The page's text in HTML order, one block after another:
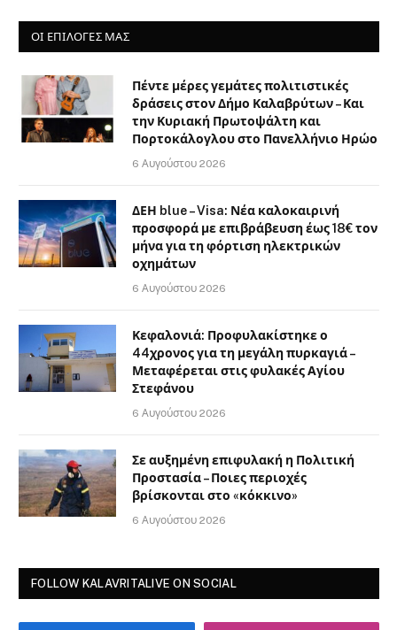
ΟΙ ΕΠΙΛΟΓΈΣ ΜΑΣ
Πέντε μέρες γεμάτες πολιτιστικές
δράσεις στον Δήμο Καλαβρύτων – Και
την Κυριακή Πρωτοψάλτη και
Πορτοκάλογλου στο Πανελλήνιο Ηρώο
6 Αυγούστου 2026
ΔΕΗ blue – Visa: Νέα καλοκαιρινή
προσφορά με επιβράβευση έως 18€ τον
μήνα για τη φόρτιση ηλεκτρικών
οχημάτων
6 Αυγούστου 2026
Κεφαλονιά: Προφυλακίστηκε ο
44χρονος για τη μεγάλη πυρκαγιά –
Μεταφέρεται στις φυλακές Αγίου
Στεφάνου
6 Αυγούστου 2026
Σε αυξημένη επιφυλακή η Πολιτική
Προστασία – Ποιες περιοχές
βρίσκονται στο «κόκκινο»
6 Αυγούστου 2026
FOLLOW KALAVRITALIVE ON SOCIAL